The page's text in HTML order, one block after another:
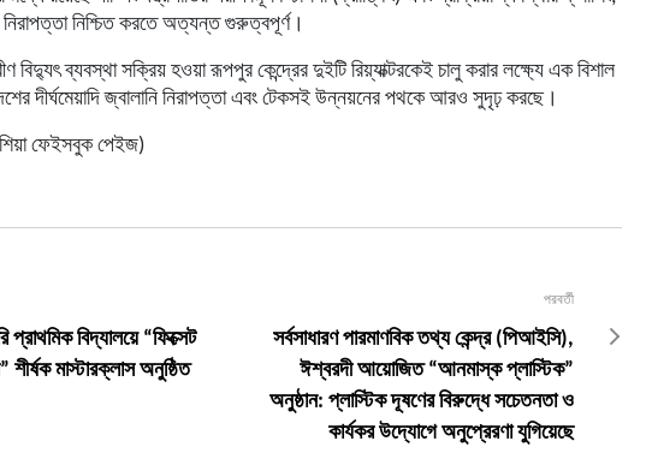
নিরাপত্তা নিশ্চিত করতে অত্যন্ত গুরুত্বপূর্ণ।
ব্যবস্থা সক্রিয় হওয়া রূপপুর কেন্দ্রের দুইটি রিয়্যাক্টরকেই চালু করার লক্ষ্যে এক বিশাল
দীর্ঘমেয়াদি জ্বালানি নিরাপত্তা এবং টেকসই উন্নয়নের পথকে আরও সুদৃঢ় করছে।
ফেইসবুক পেইজ)
প্রাথমিক বিদ্যালয়ে “ফিক্সেট
মাস্টারক্লাস অনুষ্ঠিত
পরবর্তী
সর্বসাধারণ পারমাণবিক তথ্য কেন্দ্র (পিআইসি),
ঈশ্বরদী আয়োজিত “আনমাস্ক প্লাস্টিক”
অনুষ্ঠান: প্লাস্টিক দূষণের বিরুদ্ধে সচেতনতা ও
কার্যকর উদ্যোগে অনুপ্রেরণা যুগিয়েছে